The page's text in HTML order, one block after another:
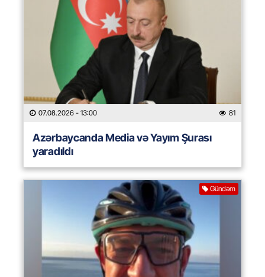
07.08.2026 - 13:00 81
Azərbaycanda Media və Yayım Şurası
yaradıldı
Gündəm